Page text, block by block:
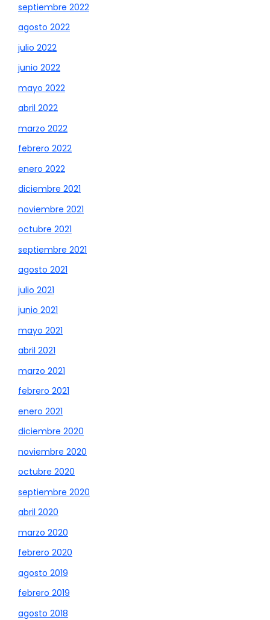
septiembre 2022
agosto 2022
julio 2022
junio 2022
mayo 2022
abril 2022
marzo 2022
febrero 2022
enero 2022
diciembre 2021
noviembre 2021
octubre 2021
septiembre 2021
agosto 2021
julio 2021
junio 2021
mayo 2021
abril 2021
marzo 2021
febrero 2021
enero 2021
diciembre 2020
noviembre 2020
octubre 2020
septiembre 2020
abril 2020
marzo 2020
febrero 2020
agosto 2019
febrero 2019
agosto 2018